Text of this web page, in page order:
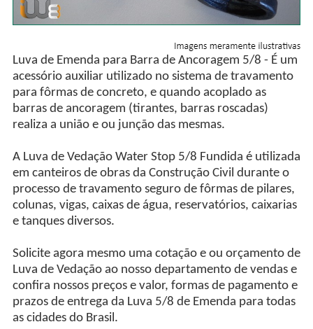
Luva de Emenda para Barra de Ancoragem 5/8 - É um
acessório auxiliar utilizado no sistema de travamento
para fôrmas de concreto, e quando acoplado as
barras de ancoragem (tirantes, barras roscadas)
realiza a união e ou junção das mesmas.
A Luva de Vedação Water Stop 5/8 Fundida é utilizada
em canteiros de obras da Construção Civil durante o
processo de travamento seguro de fôrmas de pilares,
colunas, vigas, caixas de água, reservatórios, caixarias
e tanques diversos.
Solicite agora mesmo uma cotação e ou orçamento de
Luva de Vedação ao nosso departamento de vendas e
confira nossos preços e valor, formas de pagamento e
prazos de entrega da Luva 5/8 de Emenda para todas
as cidades do Brasil.